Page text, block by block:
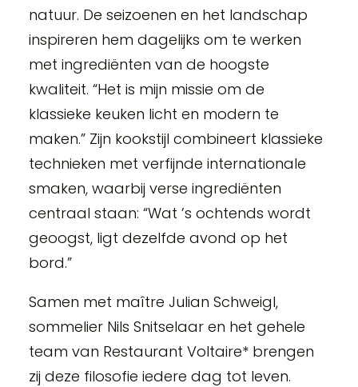
natuur. De seizoenen en het landschap
inspireren hem dagelijks om te werken
met ingrediënten van de hoogste
kwaliteit. “Het is mijn missie om de
klassieke keuken licht en modern te
maken.” Zijn kookstijl combineert klassieke
technieken met verfijnde internationale
smaken, waarbij verse ingrediënten
centraal staan: “Wat ’s ochtends wordt
geoogst, ligt dezelfde avond op het
bord.”
Samen met maître Julian Schweigl,
sommelier Nils Snitselaar en het gehele
team van Restaurant Voltaire* brengen
zij deze filosofie iedere dag tot leven.